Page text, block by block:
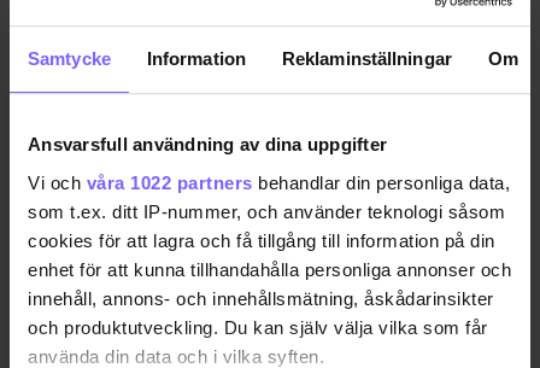
Samtycke Information Reklaminställningar Om
Ansvarsfull användning av dina uppgifter
Vi och våra 1022 partners behandlar din personliga data,
som t.ex. ditt IP-nummer, och använder teknologi såsom
cookies för att lagra och få tillgång till information på din
enhet för att kunna tillhandahålla personliga annonser och
innehåll, annons- och innehållsmätning, åskådarinsikter
och produktutveckling. Du kan själv välja vilka som får
använda din data och i vilka syften.
med kritiserade uttalanden om homosexuel…
2025-06-04
Evin Incir (s) om
Sverigedemokraterna i EU
idag: ”oförsvarligt att inte stå
upp för hbtqia+personer”
VÄRLDEN •När danska och finska konservativa
nationalister röstade för att inkludera
hbtqia+personer i EU-skrivningar om diskriminering